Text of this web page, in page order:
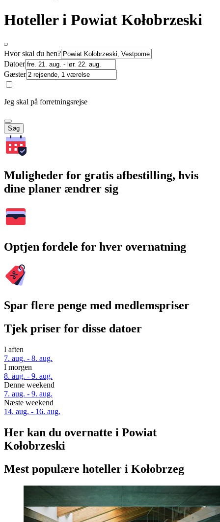
Hoteller i Powiat Kołobrzeski
Hvor skal du hen?
Datoer
Gæster
Jeg skal på forretningsrejse
Søg
Muligheder for gratis afbestilling, hvis
dine planer ændrer sig
Optjen fordele for hver overnatning
Spar flere penge med medlemspriser
Tjek priser for disse datoer
I aften
7. aug. - 8. aug.
I morgen
8. aug. - 9. aug.
Denne weekend
7. aug. - 9. aug.
Næste weekend
14. aug. - 16. aug.
Her kan du overnatte i Powiat
Kołobrzeski
Mest populære hoteller i Kołobrzeg